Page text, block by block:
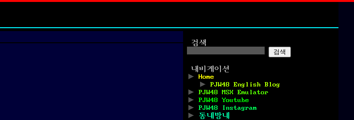
검색
검색
내비게이션
Home
PJW48 English Blog
PJW48 MSX Emulator
PJW48 Youtube
PJW48 Instagram
동네방네